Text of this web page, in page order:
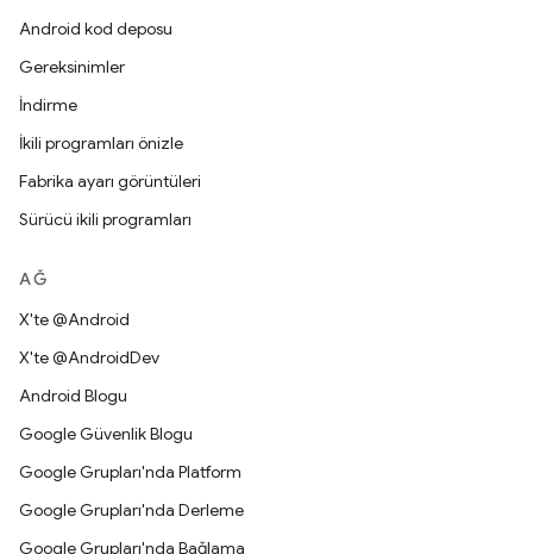
Android kod deposu
Gereksinimler
İndirme
İkili programları önizle
Fabrika ayarı görüntüleri
Sürücü ikili programları
AĞ
X'te @Android
X'te @AndroidDev
Android Blogu
Google Güvenlik Blogu
Google Grupları'nda Platform
Google Grupları'nda Derleme
Google Grupları'nda Bağlama